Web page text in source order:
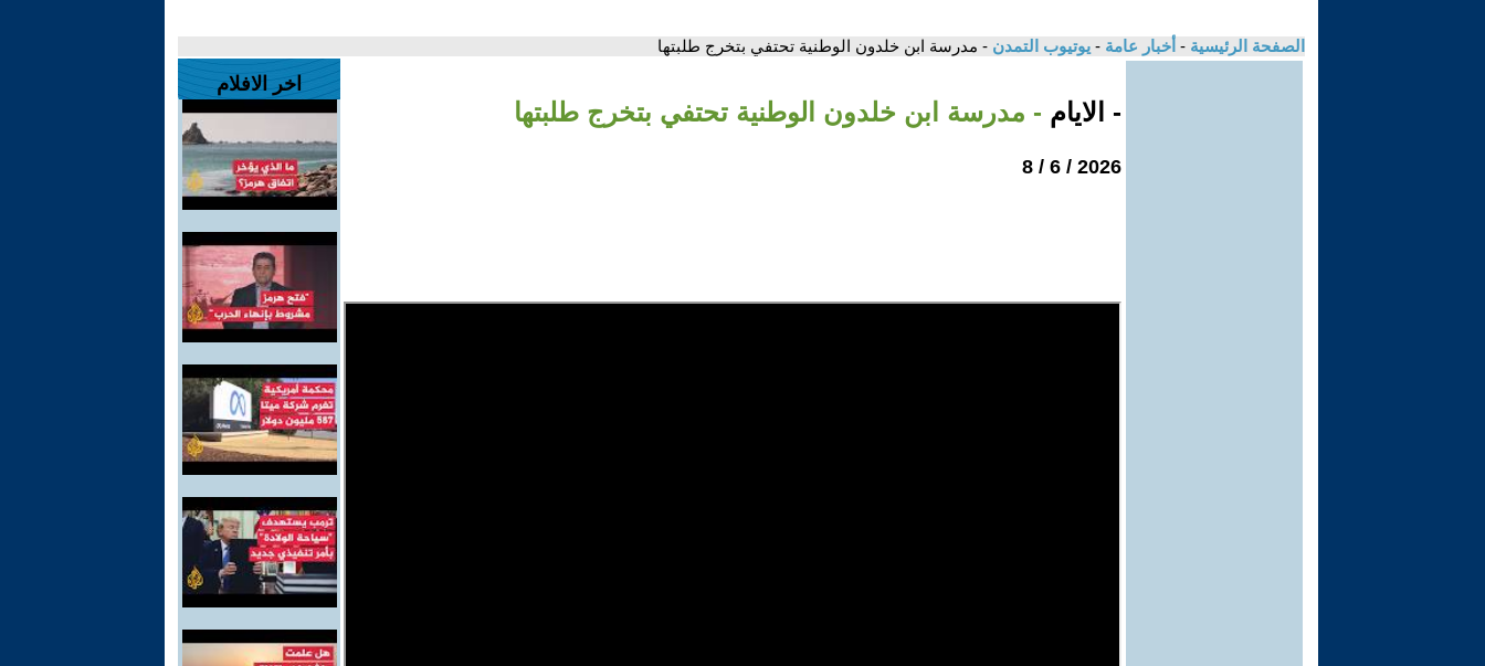
الصفحة الرئيسية - أخبار عامة - يوتيوب التمدن - مدرسة ابن خلدون الوطنية تحتفي بتخرج طلبتها
- الايام - مدرسة ابن خلدون الوطنية تحتفي بتخرج طلبتها
2026 / 6 / 8
اخر الافلام